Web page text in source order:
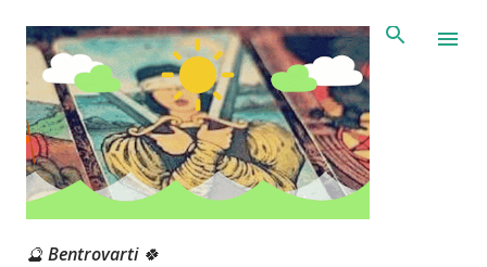
Passa ai contenuti principali
🔮 Bentrovarti 🍀